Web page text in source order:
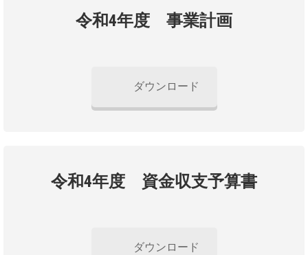
令和4年度 事業計画
ダウンロード
令和4年度 資金収支予算書
ダウンロード